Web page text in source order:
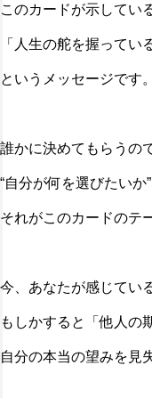
このカードが示してい
「人生の舵を握ってい
というメッセージです。
誰かに決めてもらうの
“自分が何を選びたいか
それがこのカードのテ
今、あなたが感じてい
もしかすると「他人の
自分の本当の望みを見